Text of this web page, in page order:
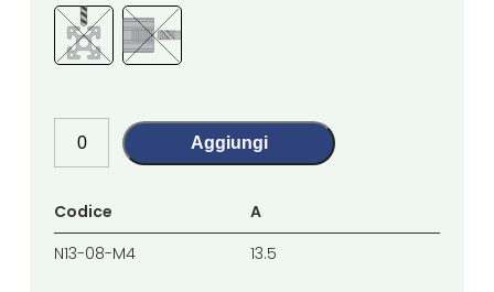
Aggiungi
Codice
N13-08-M4
A
13.5